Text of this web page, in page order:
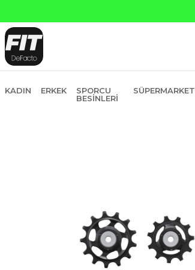
KADIN ERKEK
SPORCU
BESINLERI
SÜPERMARKET